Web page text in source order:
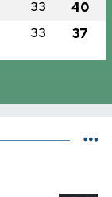
33 40
33 37